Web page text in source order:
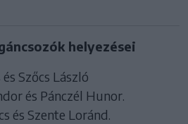
helyezései
Szőcs László
és Pánczél Hunor.
és Szente Loránd.